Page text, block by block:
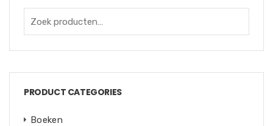
PRODUCT CATEGORIES
Boeken